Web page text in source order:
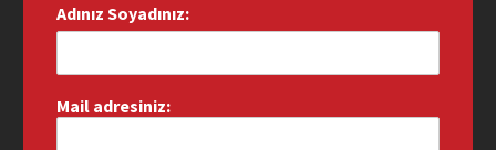
Adınız Soyadınız:
Mail adresiniz: